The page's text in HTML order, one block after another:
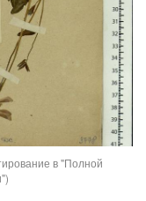
в "Полной